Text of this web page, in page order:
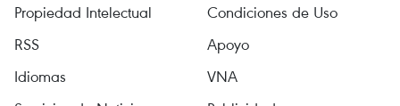
Propiedad Intelectual
Condiciones de Uso
RSS
Apoyo
Idiomas
VNA